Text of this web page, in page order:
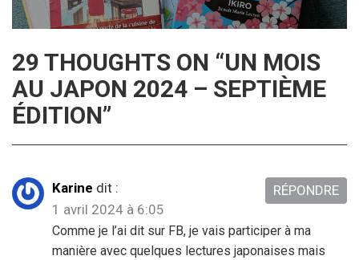
29 THOUGHTS ON “UN MOIS
AU JAPON 2024 – SEPTIÈME
ÉDITION”
Karine dit :
1 avril 2024 à 6:05
Comme je l’ai dit sur FB, je vais participer à ma
manière avec quelques lectures japonaises mais
RÉPONDRE